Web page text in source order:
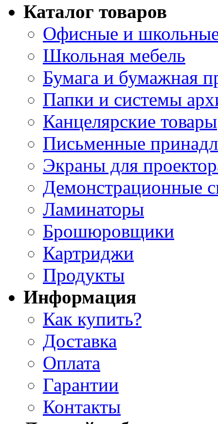
Каталог товаров
Офисные и
Школьная мебель
Бумага и бумажная
Папки и системы
Канцелярские товары
Письменные
Экраны для
Демонстрационные
Ламинаторы
Брошюровщики
Картриджи
Продукты
Информация
Как купить?
Доставка
Оплата
Гарантии
Контакты